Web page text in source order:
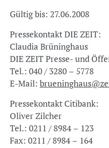
Gültig bis: 27.06.2008
Pressekontakt
Claudia
DIE ZEIT Presse- und
Tel.: 040 /
E-Mail:
Pressekontakt Citibank:
Oliver Zilcher
Tel.: 0211 / 8984 – 123
Fax: 0211 / 8984 – 164